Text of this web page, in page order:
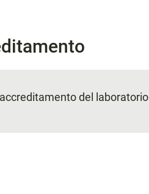
del laboratorio